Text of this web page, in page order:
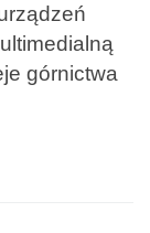
górnictwa